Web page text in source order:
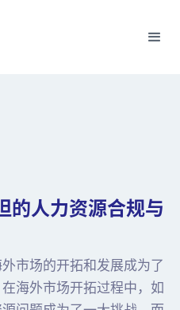
的人力资源合规与
市场的开拓和发展成为了
海外市场开拓过程中，如